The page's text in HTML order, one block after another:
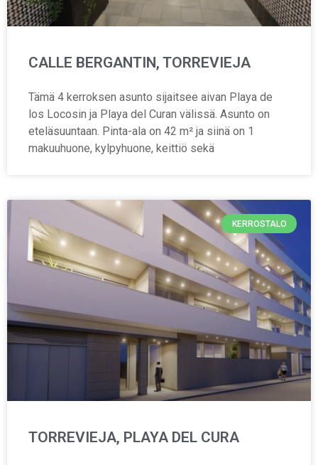
CALLE BERGANTIN, TORREVIEJA
Tämä 4 kerroksen asunto sijaitsee aivan Playa de
los Locosin ja Playa del Curan välissä. Asunto on
eteläsuuntaan. Pinta-ala on 42 m² ja siinä on 1
makuuhuone, kylpyhuone, keittiö sekä
KERROSTALO
TORREVIEJA, PLAYA DEL CURA